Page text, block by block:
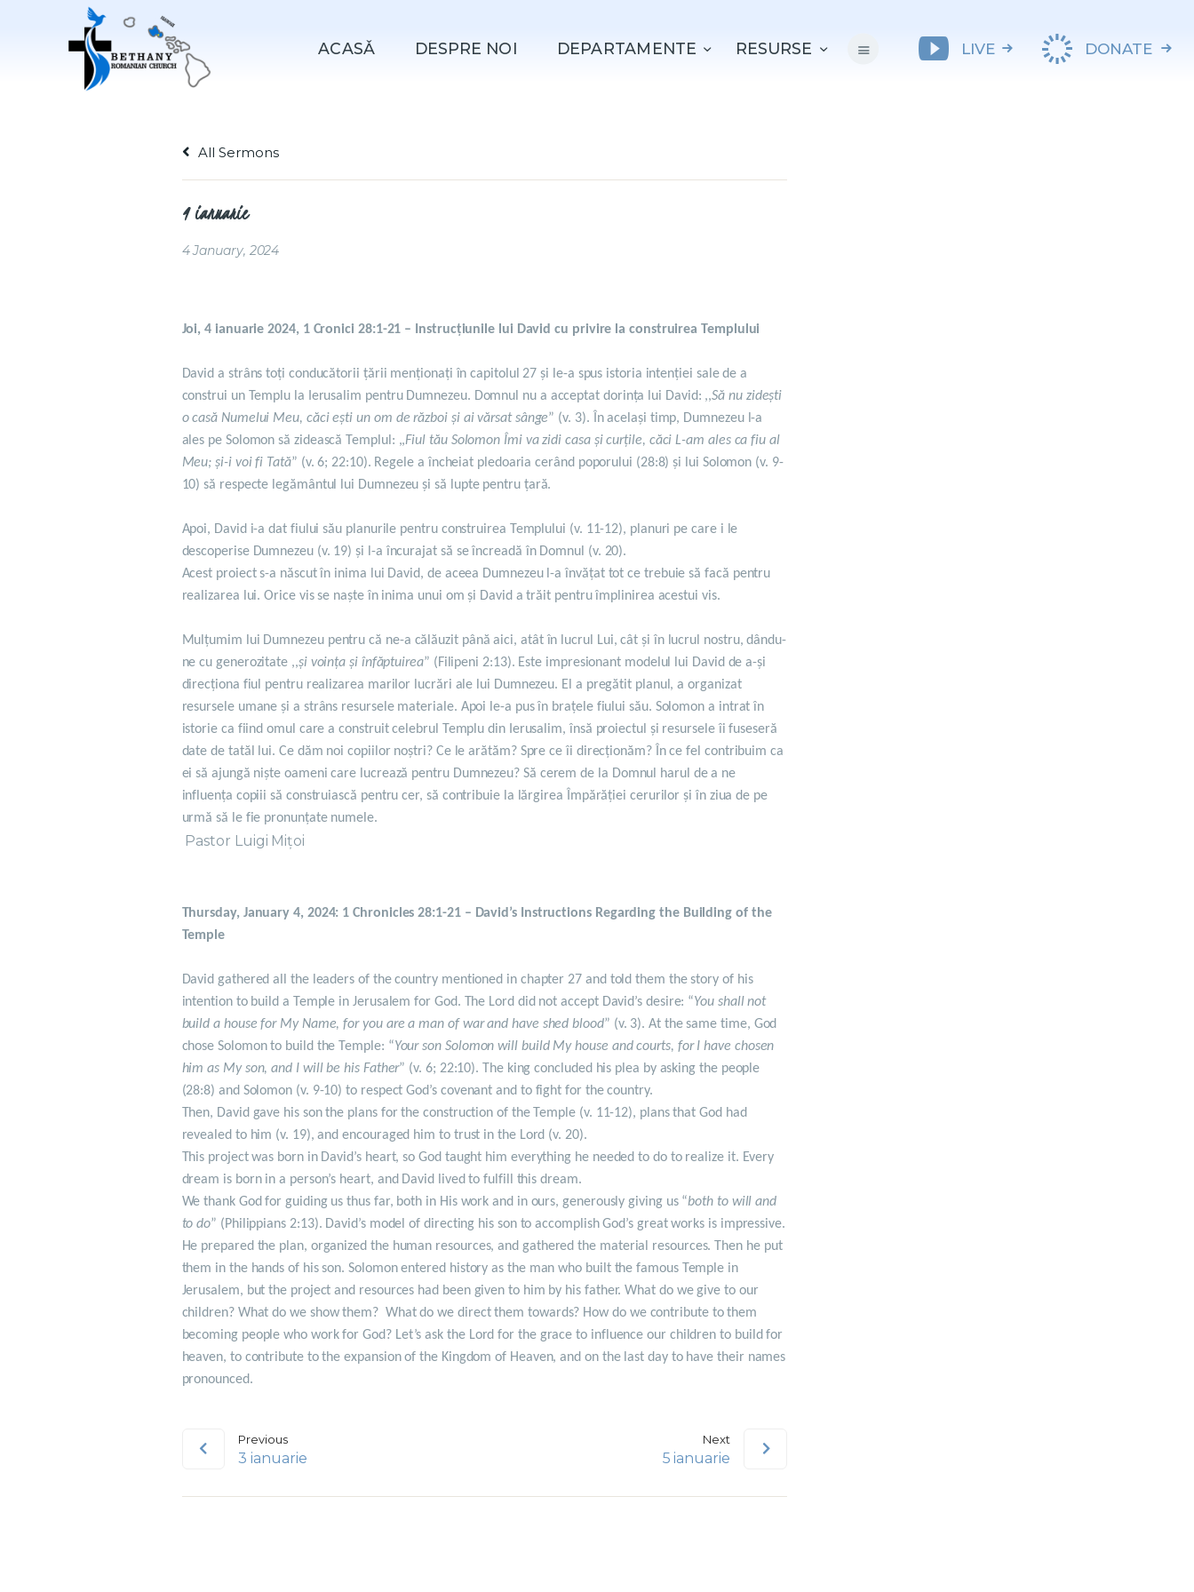
ACASǍ DESPRE NOI DEPARTAMENTE RESURSE LIVE DONATE
DESPRE NOI
EVENIMENTE
All Sermons
4 ianuarie
4 January, 2024
Joi, 4 ianuarie 2024, 1 Cronici 28:1-21 – Instrucțiunile lui David cu privire la construirea Templului
David a strâns toți conducătorii țării menționați în capitolul 27 și le-a spus istoria intenției sale de a
construi un Templu la Ierusalim pentru Dumnezeu. Domnul nu a acceptat dorința lui David: ,,Să nu zidești
o casă Numelui Meu, căci ești un om de război și ai vărsat sânge” (v. 3). În același timp, Dumnezeu l-a
ales pe Solomon să zidească Templul: ,,Fiul tău Solomon Îmi va zidi casa și curțile, căci L-am ales ca fiu al
Meu; și-i voi fi Tată” (v. 6; 22:10). Regele a încheiat pledoaria cerând poporului (28:8) și lui Solomon (v. 9-
10) să respecte legământul lui Dumnezeu și să lupte pentru țară.
Apoi, David i-a dat fiului său planurile pentru construirea Templului (v. 11-12), planuri pe care i le
descoperise Dumnezeu (v. 19) și l-a încurajat să se încreadă în Domnul (v. 20).
Acest proiect s-a născut în inima lui David, de aceea Dumnezeu l-a învățat tot ce trebuie să facă pentru
realizarea lui. Orice vis se naște în inima unui om și David a trăit pentru împlinirea acestui vis.
Mulțumim lui Dumnezeu pentru că ne-a călăuzit până aici, atât în lucrul Lui, cât și în lucrul nostru, dându-
ne cu generozitate ,,și voința și înfăptuirea” (Filipeni 2:13). Este impresionant modelul lui David de a-și
direcționa fiul pentru realizarea marilor lucrări ale lui Dumnezeu. El a pregătit planul, a organizat
resursele umane și a strâns resursele materiale. Apoi le-a pus în brațele fiului său. Solomon a intrat în
istorie ca fiind omul care a construit celebrul Templu din Ierusalim, însă proiectul și resursele îi fuseseră
date de tatăl lui. Ce dăm noi copiilor noștri? Ce le arătăm? Spre ce îi direcționăm? În ce fel contribuim ca
ei să ajungă niște oameni care lucrează pentru Dumnezeu? Să cerem de la Domnul harul de a ne
influența copiii să construiască pentru cer, să contribuie la lărgirea Împărăției cerurilor și în ziua de pe
urmă să le fie pronunțate numele.
Pastor Luigi Mițoi
Thursday, January 4, 2024: 1 Chronicles 28:1-21 – David’s Instructions Regarding the Building of the
Temple
David gathered all the leaders of the country mentioned in chapter 27 and told them the story of his
intention to build a Temple in Jerusalem for God. The Lord did not accept David’s desire: “You shall not
build a house for My Name, for you are a man of war and have shed blood” (v. 3). At the same time, God
chose Solomon to build the Temple: “Your son Solomon will build My house and courts, for I have chosen
him as My son, and I will be his Father” (v. 6; 22:10). The king concluded his plea by asking the people
(28:8) and Solomon (v. 9-10) to respect God’s covenant and to fight for the country.
Then, David gave his son the plans for the construction of the Temple (v. 11-12), plans that God had
revealed to him (v. 19), and encouraged him to trust in the Lord (v. 20).
This project was born in David’s heart, so God taught him everything he needed to do to realize it. Every
dream is born in a person’s heart, and David lived to fulfill this dream.
We thank God for guiding us thus far, both in His work and in ours, generously giving us “both to will and
to do” (Philippians 2:13). David’s model of directing his son to accomplish God’s great works is impressive.
He prepared the plan, organized the human resources, and gathered the material resources. Then he put
them in the hands of his son. Solomon entered history as the man who built the famous Temple in
Jerusalem, but the project and resources had been given to him by his father. What do we give to our
children? What do we show them? What do we direct them towards? How do we contribute to them
becoming people who work for God? Let’s ask the Lord for the grace to influence our children to build for
heaven, to contribute to the expansion of the Kingdom of Heaven, and on the last day to have their names
pronounced.
Previous
3 ianuarie
Next
5 ianuarie